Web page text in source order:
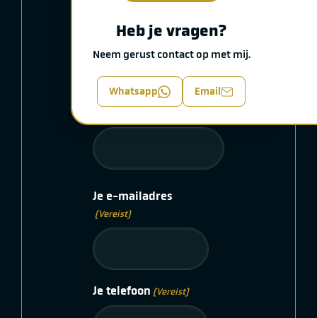
Je naam
Voornaam
Je e-mailadres
(Vereist)
Je telefoon (Vereist)
Heb je vragen?
Neem gerust contact op met mij.
Whatsapp Email